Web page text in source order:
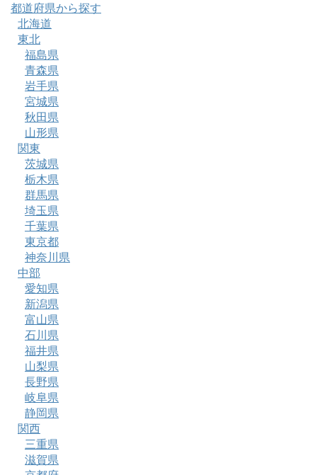
都道府県から探す
北海道
東北
福島県
青森県
岩手県
宮城県
秋田県
山形県
関東
茨城県
栃木県
群馬県
埼玉県
千葉県
東京都
神奈川県
中部
愛知県
新潟県
富山県
石川県
福井県
山梨県
長野県
岐阜県
静岡県
関西
三重県
滋賀県